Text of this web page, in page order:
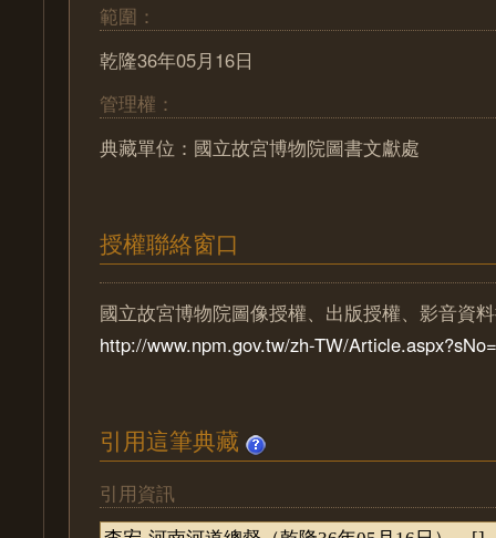
範圍：
乾隆36年05月16日
管理權：
典藏單位：國立故宮博物院圖書文獻處
授權聯絡窗口
國立故宮博物院圖像授權、出版授權、影音資
http://www.npm.gov.tw/zh-TW/
引用這筆典藏
引用資訊